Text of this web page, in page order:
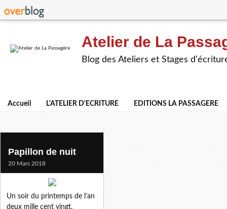
Atelier de La
Blog des Ateliers et Stages
Accueil L'ATELIER D'ECRITURE EDITIONS LA PASSAGERE
papillon de nuit
Papillon de nuit
20 Mars 2018
Un soir du printemps de l’an
deux mille cent vingt,